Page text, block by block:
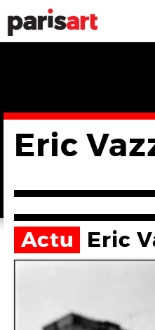
Eric
Actu Eric